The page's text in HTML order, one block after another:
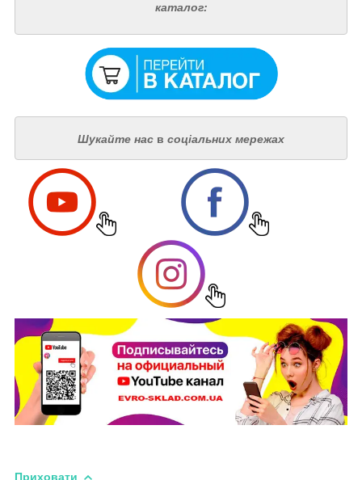
каталог:
Шукайте нас в соціальних мережах
Приховати